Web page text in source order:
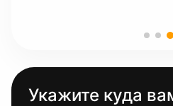
Укажите куда